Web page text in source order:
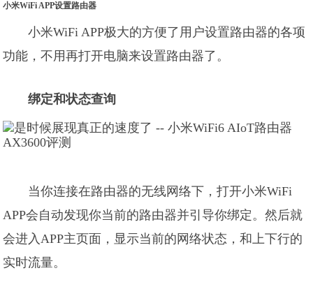
小米WiFi APP设置路由器
小米WiFi APP极大的方便了用户设置路由器的各项
功能，不用再打开电脑来设置路由器了。
绑定和状态查询
当你连接在路由器的无线网络下，打开小米WiFi
APP会自动发现你当前的路由器并引导你绑定。然后就
会进入APP主页面，显示当前的网络状态，和上下行的
实时流量。